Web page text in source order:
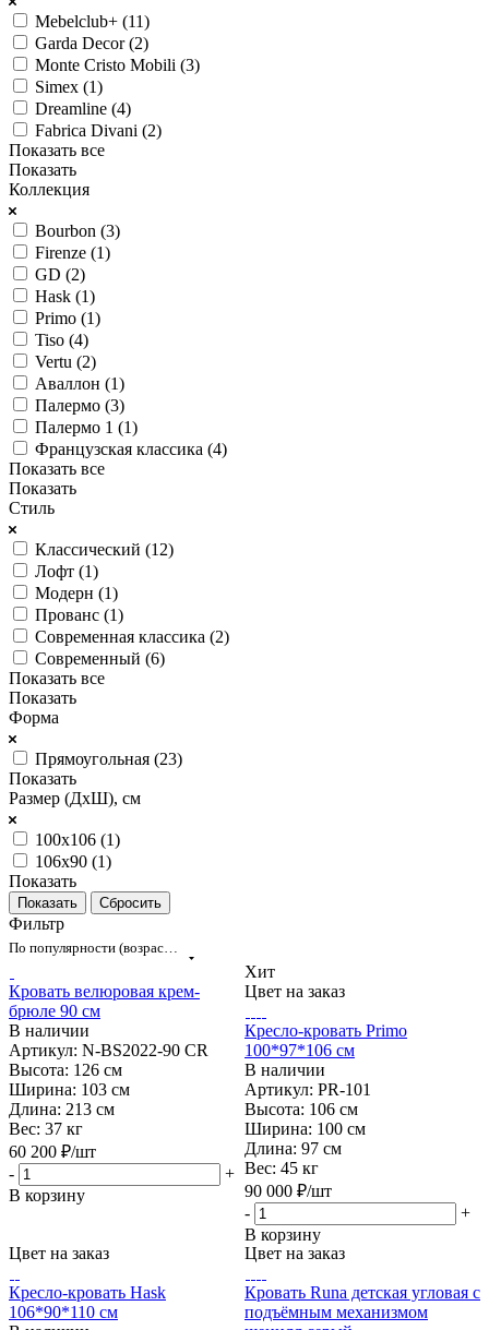
Mebelclub+ (11)
Garda Decor (2)
Monte Cristo Mobili (3)
Simex (1)
Dreamline (4)
Fabrica Divani (2)
Показать все
Показать
Коллекция
Bourbon (3)
Firenze (1)
GD (2)
Hask (1)
Primo (1)
Tiso (4)
Vertu (2)
Аваллон (1)
Палермо (3)
Палермо 1 (1)
Французская классика (4)
Показать все
Показать
Стиль
Классический (12)
Лофт (1)
Модерн (1)
Прованс (1)
Современная классика (2)
Современный (6)
Показать все
Показать
Форма
Прямоугольная (23)
Показать
Размер (ДхШ), см
100х106 (1)
106х90 (1)
Показать
Сбросить
Фильтр
Кровать велюровая крем-
брюле 90 см
В наличии
Артикул: N-BS2022-90 CR
Высота: 126 см
Ширина: 103 см
Длина: 213 см
Вес: 37 кг
60 200 ₽/шт
-
+
В корзину
Хит
Цвет на заказ
Кресло-кровать Primo
100*97*106 см
В наличии
Артикул: PR-101
Высота: 106 см
Ширина: 100 см
Длина: 97 см
Вес: 45 кг
90 000 ₽/шт
-
+
В корзину
Цвет на заказ
Кресло-кровать Hask
106*90*110 см
Цвет на заказ
Кровать Runa детская угловая с
подъёмным механизмом